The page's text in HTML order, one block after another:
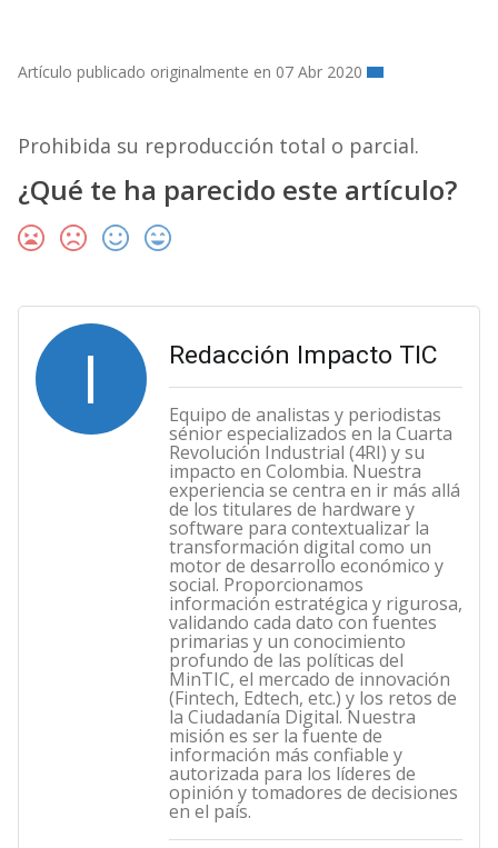
Artículo publicado originalmente en 07 Abr 2020
Prohibida su reproducción total o parcial.
¿Qué te ha parecido este artículo?
I Redacción Impacto TIC
Equipo de analistas y periodistas
sénior especializados en la Cuarta
Revolución Industrial (4RI) y su
impacto en Colombia. Nuestra
experiencia se centra en ir más allá
de los titulares de hardware y
software para contextualizar la
transformación digital como un
motor de desarrollo económico y
social. Proporcionamos
información estratégica y rigurosa,
validando cada dato con fuentes
primarias y un conocimiento
profundo de las políticas del
MinTIC, el mercado de innovación
(Fintech, Edtech, etc.) y los retos de
la Ciudadanía Digital. Nuestra
misión es ser la fuente de
información más confiable y
autorizada para los líderes de
opinión y tomadores de decisiones
en el país.